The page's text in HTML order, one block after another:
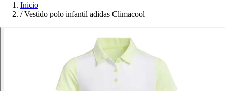
Inicio
/ Vestido polo infantil adidas Climacool